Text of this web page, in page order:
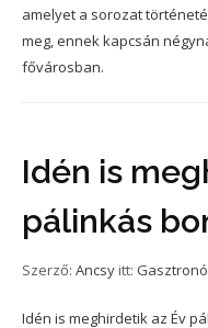
amelyet a sorozat
meg, ennek kapcsán
fővárosban.
Idén is
pálinkás
Szerző: Ancsy itt:
Idén is meghirdetik az Év